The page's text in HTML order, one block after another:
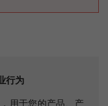
行为
用于您的产品、产